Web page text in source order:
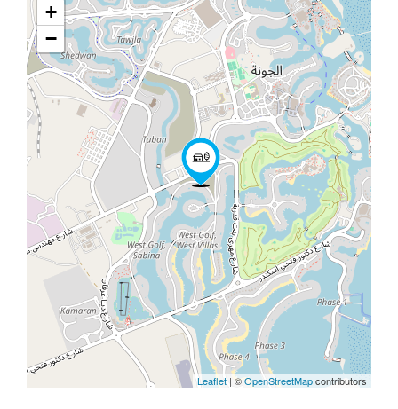
+
−
Leaflet | ©OpenStreetMapcontributors